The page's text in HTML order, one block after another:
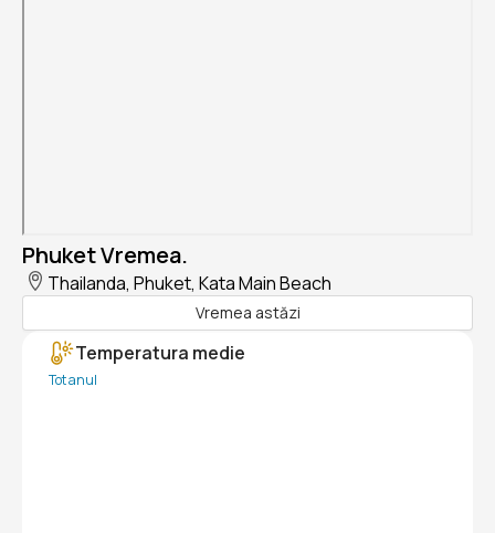
Phuket Vremea.
Thailanda, Phuket, Kata Main Beach
Vremea astăzi
Temperatura medie
Tot anul